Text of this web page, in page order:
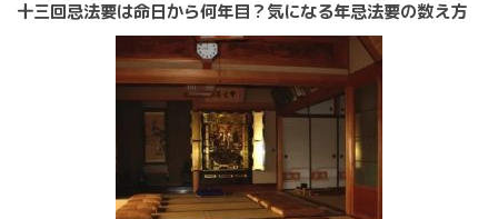
十三回忌法要は命日から何年目？気になる年忌法要の数え方